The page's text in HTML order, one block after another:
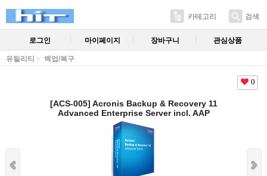
카테고리 검색
로그인 마이페이지 장바구니 관심상품
유틸리티 백업/복구
0
[ACS-005] Acronis Backup & Recovery 11
Advanced Enterprise Server incl. AAP